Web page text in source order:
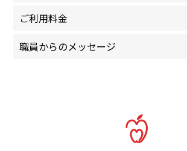
登美ヶ丘クリニック
ご利用料金
職員からのメッセージ